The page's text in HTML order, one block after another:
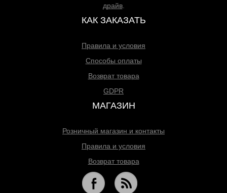
драйв.
КАК ЗАКАЗАТЬ
Правила и условия
Способы оплаты
Возврат товара
GDPR
МАГАЗИН
Розничный магазин и контакты
Правила и условия
Возврат товара